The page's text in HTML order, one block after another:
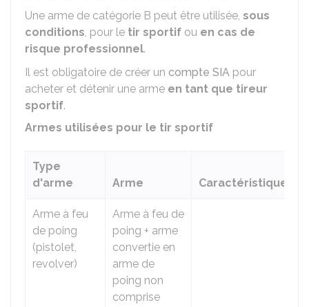
Une arme de catégorie B peut être utilisée, sous
conditions, pour le tir sportif ou en cas de
risque professionnel.
Il est obligatoire de créer un compte SIA pour
acheter et détenir une arme en tant que tireur
sportif.
Armes utilisées pour le tir sportif
Type
d'arme
Arme Caractéristiques
Arme à feu
de poing
(pistolet,
revolver)
Arme à feu de
poing + arme
convertie en
arme de
poing non
comprise